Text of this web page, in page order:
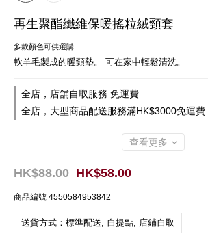
再生聚酯纖維保暖搖粒絨頸套
多款顏色可供選購
軟羊毛製成的暖頸墊。 可在家中輕鬆清洗。
全店，店舖自取服務 免運費
全店，大型商品配送服務滿HK$3000免運費
查看更多
HK$58.00
HK$88.00
商品編號 4550584953842
送貨方式：標準配送, 自提點, 店鋪自取